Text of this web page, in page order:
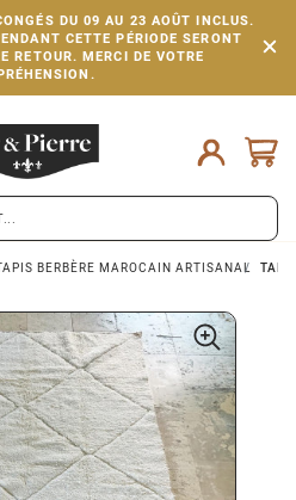
DU 09 AU 23 AOÛT INCLUS.
CETTE PÉRIODE SERONT
RETOUR. MERCI DE VOTRE
BERBÈRE MAROCAIN ARTISANAL